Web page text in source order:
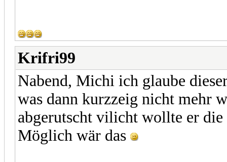
Krifri99
Nabend, Michi ich glaube
was dann kurzzeig nicht mehr
abgerutscht vilicht wollte er
Möglich wär das